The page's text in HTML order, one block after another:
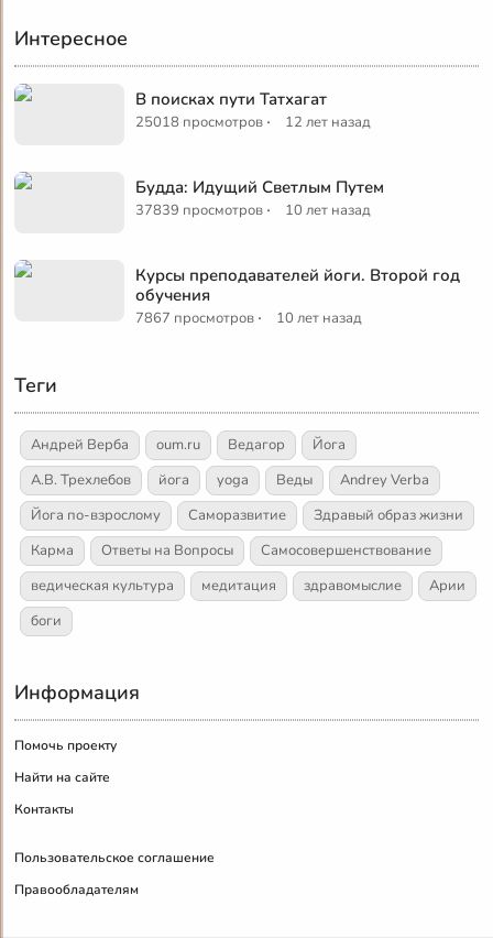
Интересное
В поисках пути Татхагат
25018 просмотров · 12 лет назад
Будда: Идущий Светлым Путем
37839 просмотров · 10 лет назад
Курсы преподавателей йоги. Второй год
обучения
7867 просмотров · 10 лет назад
Теги
Андрей Верба oum.ru Ведагор
Йога
А.В. Трехлебов
йога yoga Веды
Andrey Verba
Йога по-взрослому
Саморазвитие
Здравый образ жизни
Карма
Ответы на Вопросы
Самосовершенствование
ведическая культура
медитация здравомыслие
Арии
боги
Информация
Помочь проекту
Найти на сайте
Контакты
Пользовательское соглашение
Правообладателям